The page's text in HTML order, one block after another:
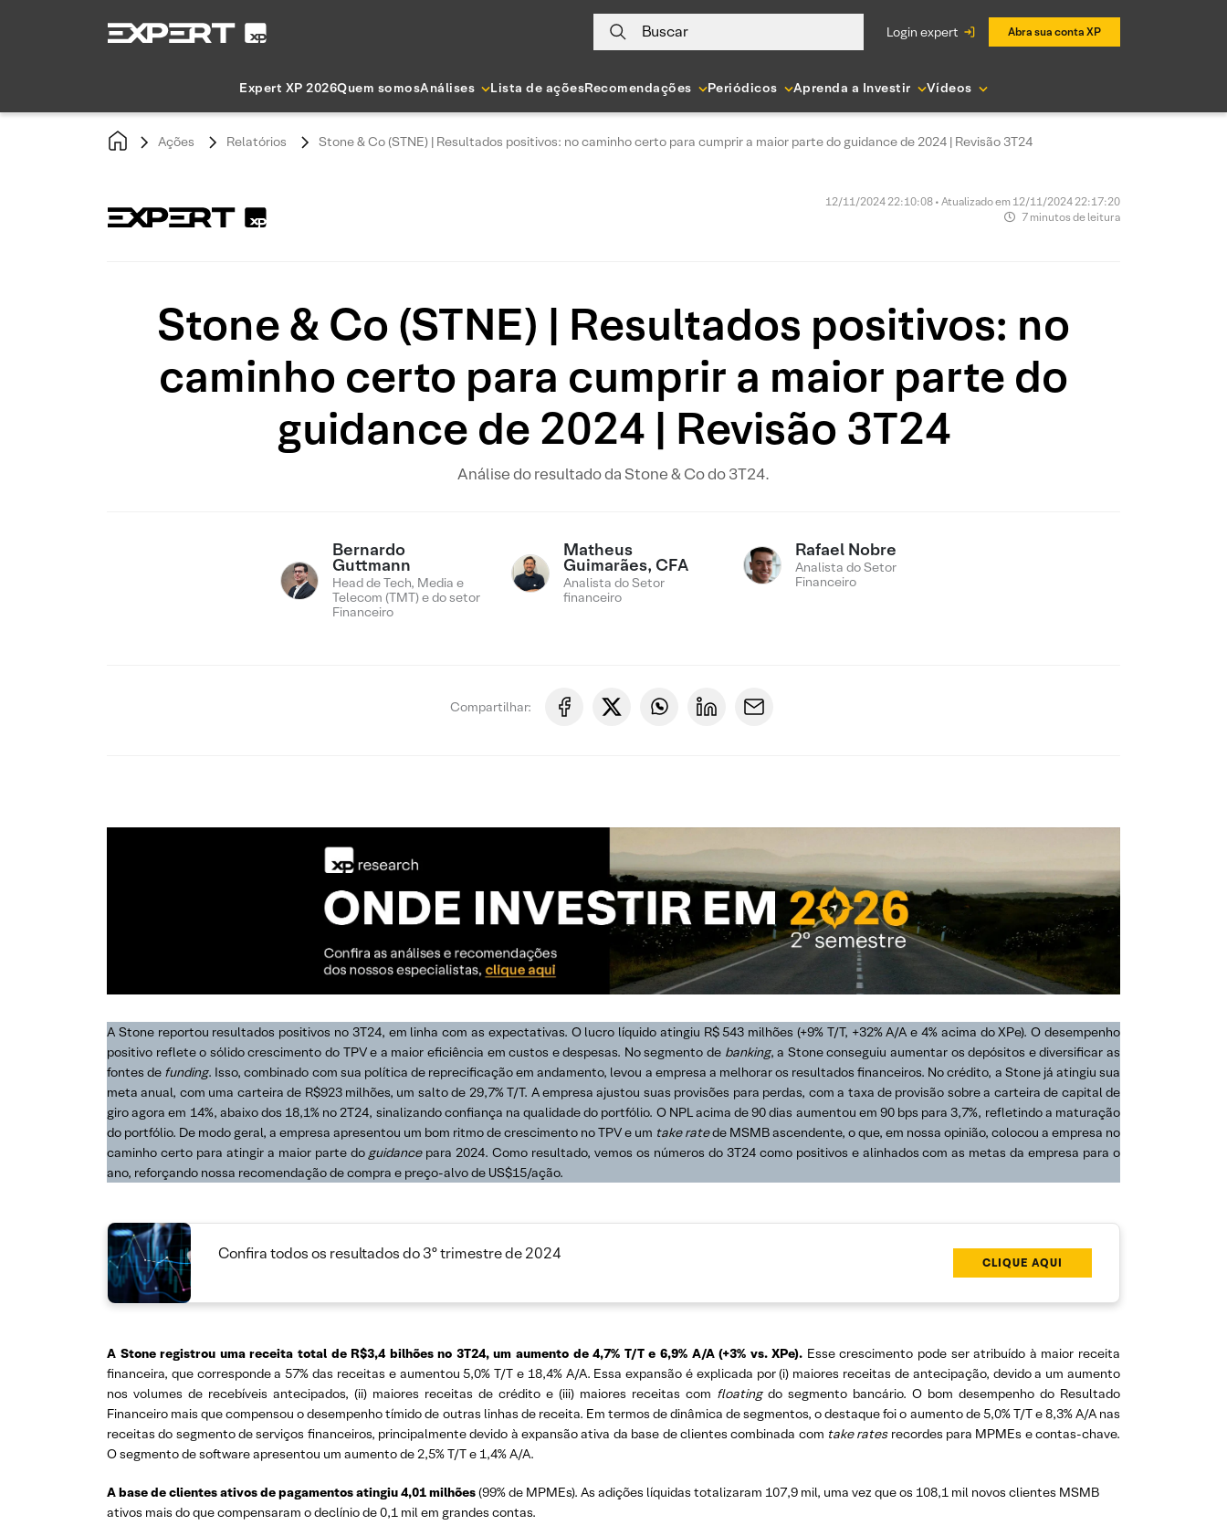
Buscar login expert Abra sua conta XP
Expert XP 2026Quem somosAnálises Lista de açõesRecomendações Periódicos Aprenda a Investir Vídeos
Ações Relatórios Stone & Co (STNE) | Resultados positivos: no caminho certo para cumprir a maior parte do guidance de 2024 | Revisão 3T24
12/11/2024 22:10:08 • Atualizado em 12/11/2024 22:17:20
7 minutos de leitura
Stone & Co (STNE) | Resultados positivos: no
caminho certo para cumprir a maior parte do
guidance de 2024 | Revisão 3T24
Análise do resultado da Stone & Co do 3T24.
Bernardo
Guttmann
Head de Tech, Media e
Telecom (TMT) e do setor
Financeiro
Matheus
Guimarães, CFA
Analista do Setor
financeiro
Rafael Nobre
Analista do Setor
Financeiro
Compartilhar:
A Stone reportou resultados positivos no 3T24, em linha com as expectativas. O lucro líquido atingiu R$ 543 milhões (+9% T/T, +32% A/A e 4% acima do XPe). O desempenho
positivo reflete o sólido crescimento do TPV e a maior eficiência em custos e despesas. No segmento de banking, a Stone conseguiu aumentar os depósitos e diversificar as
fontes de funding. Isso, combinado com sua política de reprecificação em andamento, levou a empresa a melhorar os resultados financeiros. No crédito, a Stone já atingiu sua
meta anual, com uma carteira de R$923 milhões, um salto de 29,7% T/T. A empresa ajustou suas provisões para perdas, com a taxa de provisão sobre a carteira de capital de
giro agora em 14%, abaixo dos 18,1% no 2T24, sinalizando confiança na qualidade do portfólio. O NPL acima de 90 dias aumentou em 90 bps para 3,7%, refletindo a maturação
do portfólio. De modo geral, a empresa apresentou um bom ritmo de crescimento no TPV e um take ratede MSMB ascendente, o que, em nossa opinião, colocou a empresa no
caminho certo para atingir a maior parte do guidancepara 2024. Como resultado, vemos os números do 3T24 como positivos e alinhados com as metas da empresa para o
ano, reforçando nossa recomendação de compra e preço-alvo de US$15/ação.
Confira todos os resultados do 3º trimestre de 2024 CLIQUE AQUI
A Stone registrou uma receita total de R$3,4 bilhões no 3T24, um aumento de 4,7% T/T e 6,9% A/A (+3% vs. XPe). Esse crescimento pode ser atribuído à maior receita
financeira, que corresponde a 57% das receitas e aumentou 5,0% T/T e 18,4% A/A. Essa expansão é explicada por (i) maiores receitas de antecipação, devido a um aumento
nos volumes de recebíveis antecipados, (ii) maiores receitas de crédito e (iii) maiores receitas com floatingdo segmento bancário. O bom desempenho do Resultado
Financeiro mais que compensou o desempenho tímido de outras linhas de receita. Em termos de dinâmica de segmentos, o destaque foi o aumento de 5,0% T/T e 8,3% A/A nas
receitas do segmento de serviços financeiros, principalmente devido à expansão ativa da base de clientes combinada com take ratesrecordes para MPMEs e contas-chave.
O segmento de software apresentou um aumento de 2,5% T/T e 1,4% A/A.
A base de clientes ativos de pagamentos atingiu 4,01 milhões(99% de MPMEs). As adições líquidas totalizaram 107,9 mil, uma vez que os 108,1 mil novos clientes MSMB
ativos mais do que compensaram o declínio de 0,1 mil em grandes contas.